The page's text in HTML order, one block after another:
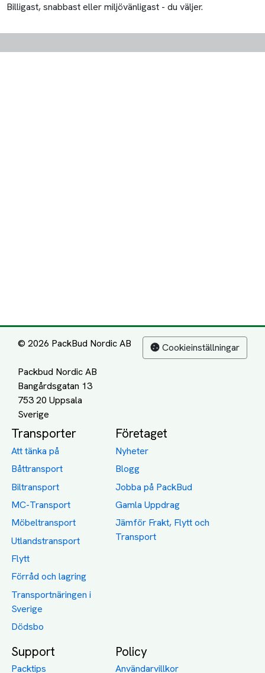
Billigast, snabbast eller miljövänligast - du väljer.
© 2026 PackBud Nordic AB
Packbud Nordic AB
Bangårdsgatan 13
753 20 Uppsala
Cookieinställningar
Transporter
Att tänka på
Båttransport
Biltransport
MC-Transport
Möbeltransport
Utlandstransport
Flytt
Förråd och lagring
Transportnäringen i
Sverige
Dödsbo
Företaget
Nyheter
Blogg
Jobba på PackBud
Gamla Uppdrag
Jämför Frakt, Flytt och
Transport
Support
Packtips
Policy
Användarvillkor